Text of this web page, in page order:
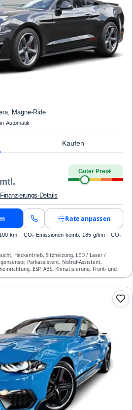
Magne-Ride
·Automatik
Kaufen
Guter Preis4
Finanzierungs-Details
Rate anpassen
km · CO₂-Emissionen komb. 185 g/km · CO₂-
Heckantrieb, Sitzheizung, LED / Laser /
Parkassistent, Notruf-Assistent,
ESP, ABS, Klimatisierung, Front- und